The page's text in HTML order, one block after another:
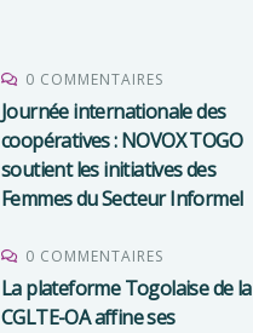
0 COMMENTAIRES
Journée internationale des
coopératives : NOVOX TOGO
soutient les initiatives des
Femmes du Secteur Informel
0 COMMENTAIRES
La plateforme Togolaise de la
CGLTE-OA affine ses